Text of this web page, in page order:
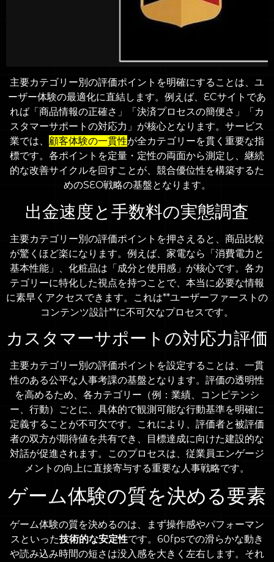
主要カテゴリー別の評価ポイントを明確にすることは、ユ
ーザー体験の最適化に直結します。例えば、ECサイトであ
れば「商品情報の正確さ」「決済プロセスの簡便さ」「カ
スタマーサポートの対応力」が核心となります。サービス
業では、 顧客体験の一貫性が全カテゴリーを貫く重要な指
標です。各ポイントを定量・定性の両面から測定し、継続
的な改善サイクルを回すことが、競合優位性を構築するた
めのSEO戦略の基盤となります。
出金速度と手数料の実態調査
主要カテゴリー別の評価ポイントを押さえると、商品比較
が驚くほど楽になります。例えば、家電なら「消費電力と
基本性能」、化粧品は「成分と使用感」が核心です。各カ
テゴリーに特化した視点を持つことで、本当に必要な情報
に素早くアクセスできます。これは**ユーザーファーストの
コンテンツ設計**に不可欠なプロセスです。
カスタマーサポートの対応力評価
主要カテゴリー別の評価ポイントを設定することは、一貫
性のある公平な人事考課の基盤となります。評価の透明性
を高めるため、各カテゴリー（例：業績、コンピテンシ
ー、行動）ごとに、具体的で観測可能な行動基準を明確に
定義することが不可欠です。これにより、評価者と被評価
者の双方が期待値を共有でき、目標達成に向けた建設的な
対話が促進されます。このプロセスは、従業員エンゲージ
メントの向上に直接寄与する重要な人事戦略です。
ゲーム体験の質を決める要素
ゲーム体験の質を決めるのは、まず操作感やパフォーマン
スといった技術的な安定性です。60fpsでの滑らかな動き
や読み込み時間の短さは没入感を大きく左右します。それ